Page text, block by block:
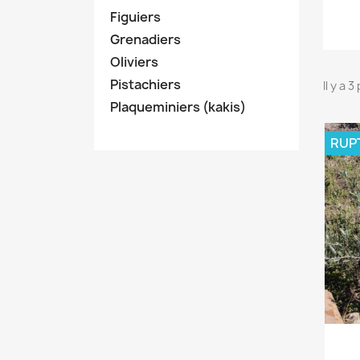
Figuiers
Grenadiers
Oliviers
Pistachiers
Plaqueminiers (kakis)
Il y a